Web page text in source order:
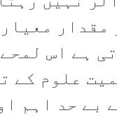
مقدار
ہے اس
علوم کے
بے حد اہم